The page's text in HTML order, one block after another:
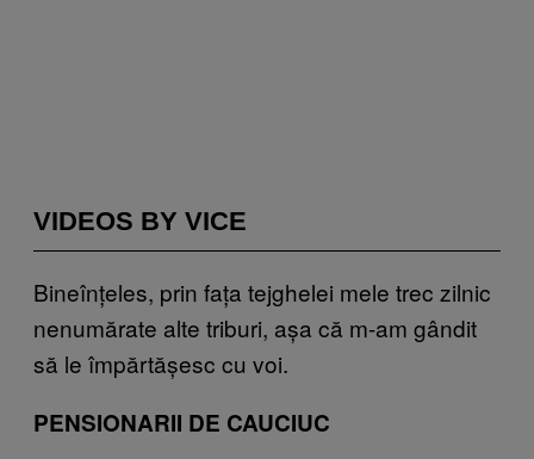
VIDEOS BY VICE
Bineînțeles, prin fața tejghelei mele trec zilnic
nenumărate alte triburi, așa că m-am gândit
să le împărtășesc cu voi.
PENSIONARII DE CAUCIUC